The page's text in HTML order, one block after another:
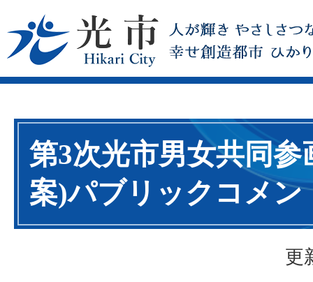
第3次光市男女共同参
案)パブリックコメン
更